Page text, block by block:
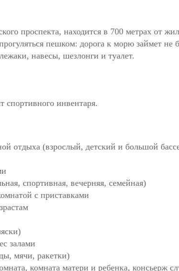
проспекта, находится в 700 метрах от
пешком: дорога к морю займет
навесы, шезлонги и туалет.
инвентаря.
отдыха (взрослый, детский и большой
спортивная, вечерняя, семейная)
с приставками
залами
мячи, ракетки)
комната матери и ребенка, консьерж